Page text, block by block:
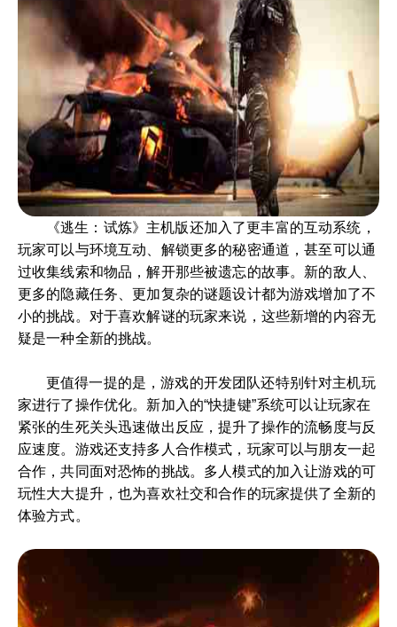
《逃生：试炼》主机版还加入了更丰富的互动系统，
玩家可以与环境互动、解锁更多的秘密通道，甚至可以通
过收集线索和物品，解开那些被遗忘的故事。新的敌人、
更多的隐藏任务、更加复杂的谜题设计都为游戏增加了不
小的挑战。对于喜欢解谜的玩家来说，这些新增的内容无
疑是一种全新的挑战。
更值得一提的是，游戏的开发团队还特别针对主机玩
家进行了操作优化。新加入的“快捷键”系统可以让玩家在
紧张的生死关头迅速做出反应，提升了操作的流畅度与反
应速度。游戏还支持多人合作模式，玩家可以与朋友一起
合作，共同面对恐怖的挑战。多人模式的加入让游戏的可
玩性大大提升，也为喜欢社交和合作的玩家提供了全新的
体验方式。